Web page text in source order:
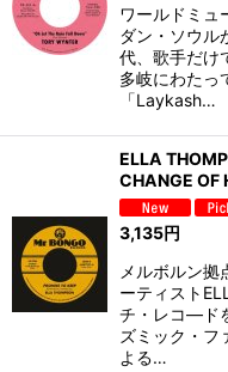
ワールドミュ
ダン・ソウル
代、歌手だけ
多岐にわたっ
「Laykash…
ELLA
CHANGE OF
3,135円
メルボルン
ーティスト
チ・レコ―ド
ズミック・フ
よる…